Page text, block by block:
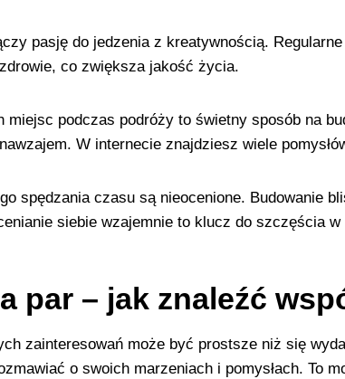
pasję do jedzenia z kreatywnością.
co zwiększa jakość życia.
miejsc podczas podróży to świetny sposób na
W internecie znajdziesz wiele
spędzania czasu są nieocenione. Budowanie
siebie wzajemnie to klucz do szczęścia w
par – jak znaleźć
zainteresowań może być prostsze niż się
o swoich marzeniach i pomysłach. To